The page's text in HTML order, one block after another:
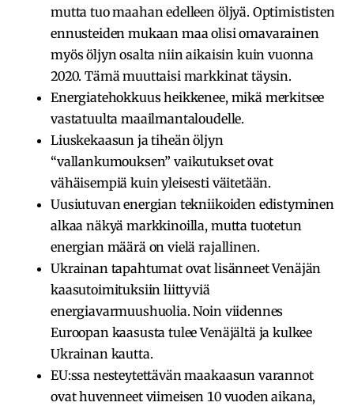
mutta tuo maahan edelleen öljyä. Optimististen
ennusteiden mukaan maa olisi omavarainen
myös öljyn osalta niin aikaisin kuin vuonna
2020. Tämä muuttaisi markkinat täysin.
Energiatehokkuus heikkenee, mikä merkitsee
vastatuulta maailmantaloudelle.
Liuskekaasun ja tiheän öljyn
“vallankumouksen” vaikutukset ovat
vähäisempiä kuin yleisesti väitetään.
Uusiutuvan energian tekniikoiden edistyminen
alkaa näkyä markkinoilla, mutta tuotetun
energian määrä on vielä rajallinen.
Ukrainan tapahtumat ovat lisänneet Venäjän
kaasutoimituksiin liittyviä
energiavarmuushuolia. Noin viidennes
Euroopan kaasusta tulee Venäjältä ja kulkee
Ukrainan kautta.
EU:ssa nesteytettävän maakaasun varannot
ovat huvenneet viimeisen 10 vuoden aikana,